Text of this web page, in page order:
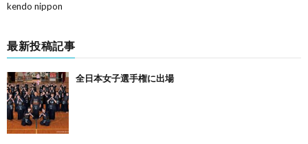
kendo nippon
最新投稿記事
全日本女子選手権に出場